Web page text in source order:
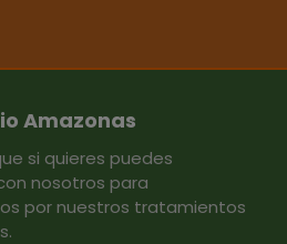
Amazonas
si quieres puedes
nosotros para
por nuestros tratamientos